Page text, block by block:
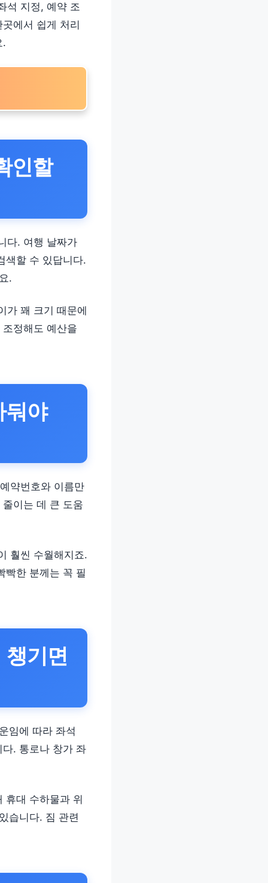
석 지정, 예약 조
에서 쉽게 처리
.
인할
다. 여행 날짜가
색할 수 있답니다.
.
가 꽤 크기 때문에
정해도 예산을
둬야
약번호와 이름만
이는 데 큰 도움
훨씬 수월해지죠.
빡한 분께는 꼭 필
기면
임에 따라 좌석
. 통로나 창가 좌
휴대 수하물과 위
습니다. 짐 관련